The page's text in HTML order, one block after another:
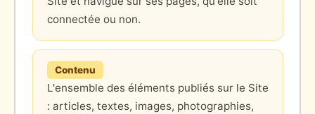
connectée ou non.
Contenu
L'ensemble des éléments publiés sur le Site
: articles, textes, images, photographies,